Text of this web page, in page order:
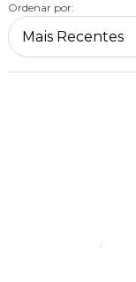
Ordenar por: